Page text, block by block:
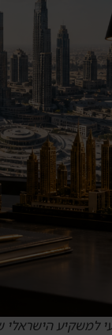
למשקיע הישראלי